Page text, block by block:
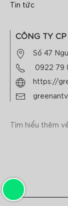
Tin tức
CÔNG TY
Số 47
0922 79
https://
Tìm hiểu thêm